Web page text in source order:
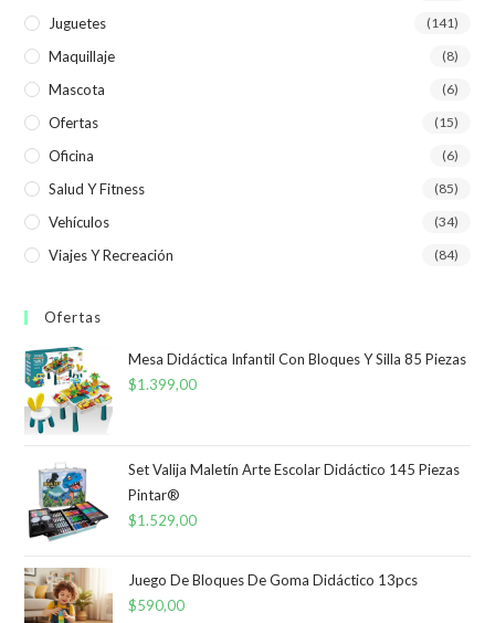
Juguetes (141)
Maquillaje (8)
Mascota (6)
Ofertas (15)
Oficina (6)
Salud Y Fitness (85)
Vehículos (34)
Viajes Y Recreación (84)
Ofertas
Mesa Didáctica Infantil Con Bloques Y Silla 85 Piezas
$1.399,00
Set Valija Maletín Arte Escolar Didáctico 145 Piezas
Pintar®
$1.529,00
Juego De Bloques De Goma Didáctico 13pcs
$590,00